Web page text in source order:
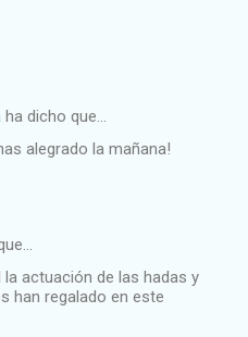
ha dicho que…
alegrado la mañana!
la actuación de las hadas y
han regalado en este